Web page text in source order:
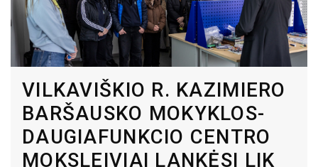
VILKAVIŠKIO R. KAZIMIERO
BARŠAUSKO MOKYKLOS-
DAUGIAFUNKCIO CENTRO
MOKSLEIVIAI LANKĖSI LIK